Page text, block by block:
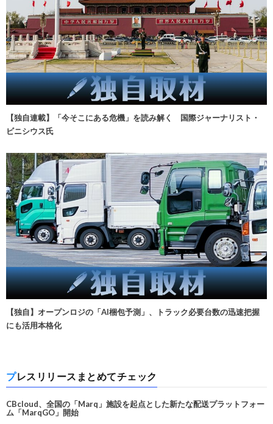
【独自連載】「今そこにある危機」を読み解く 国際ジャーナリスト・
ビニシウス氏
【独自】オープンロジの「AI梱包予測」、トラック必要台数の迅速把握
にも活用本格化
プレスリリースまとめてチェック
CBcloud、全国の「Marq」施設を起点とした新たな配送プラットフォー
ム「MarqGO」開始